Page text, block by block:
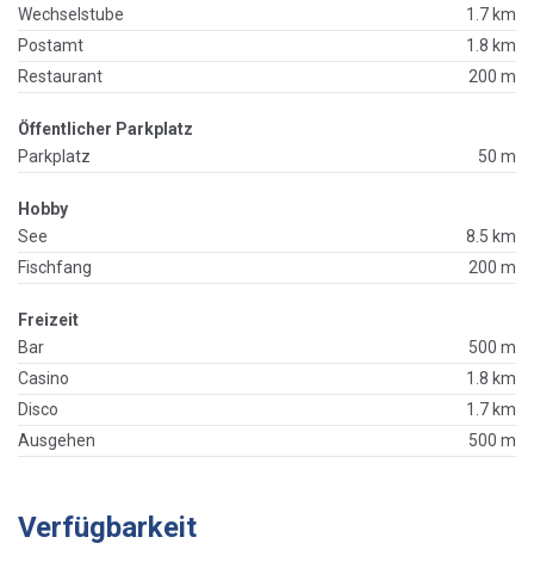
Wechselstube
1.7 km
Postamt
1.8 km
Restaurant
200 m
Öffentlicher Parkplatz
Parkplatz
50 m
Hobby
See
8.5 km
Fischfang
200 m
Freizeit
Bar
500 m
Casino
1.8 km
Disco
1.7 km
Ausgehen
500 m
Verfügbarkeit